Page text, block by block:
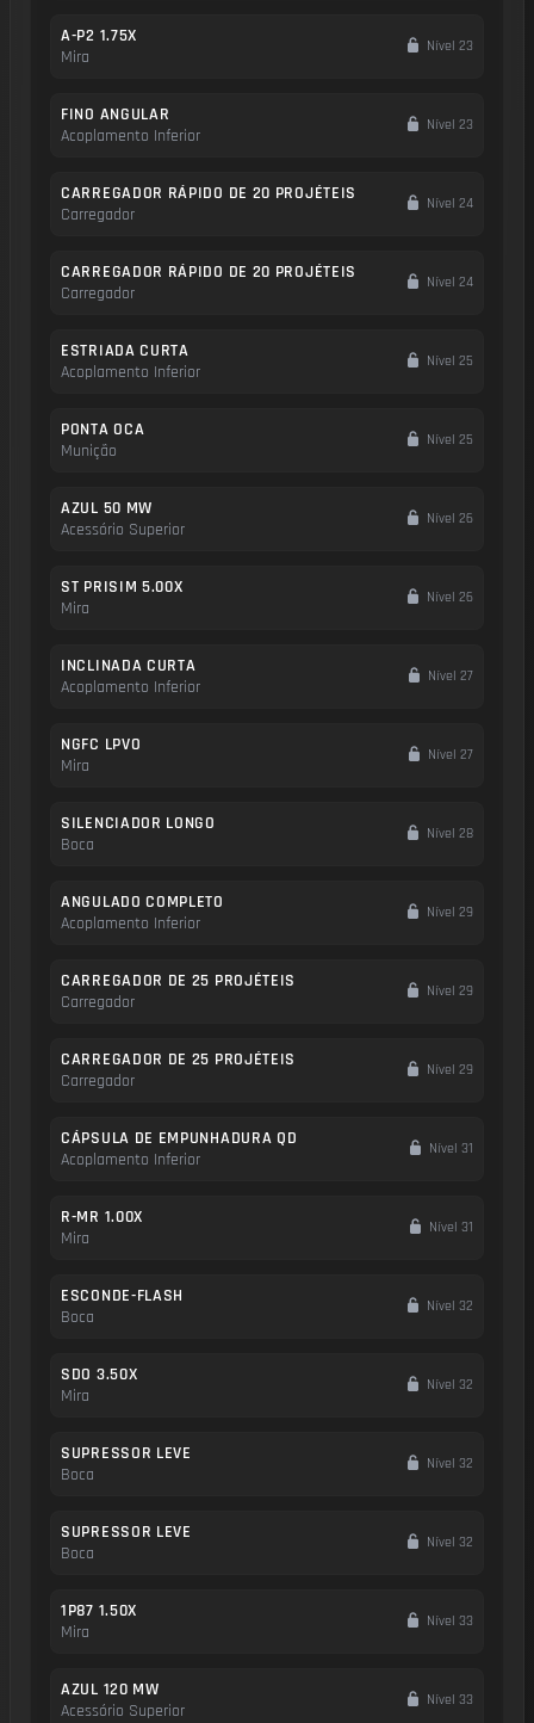
A-P2 1.75X
Mira
Nível 23
FINO ANGULAR
Acoplamento Inferior
Nível 23
CARREGADOR RÁPIDO DE 20 PROJÉTEIS
Carregador
Nível 24
CARREGADOR RÁPIDO DE 20 PROJÉTEIS
Carregador
Nível 24
ESTRIADA CURTA
Acoplamento Inferior
Nível 25
PONTA OCA
Munição
Nível 25
AZUL 50 MW
Acessório Superior
Nível 26
ST PRISIM 5.00X
Mira
Nível 26
INCLINADA CURTA
Acoplamento Inferior
Nível 27
NGFC LPVO
Mira
Nível 27
SILENCIADOR LONGO
Boca
Nível 28
ANGULADO COMPLETO
Acoplamento Inferior
Nível 29
CARREGADOR DE 25 PROJÉTEIS
Carregador
Nível 29
CARREGADOR DE 25 PROJÉTEIS
Carregador
Nível 29
CÁPSULA DE EMPUNHADURA QD
Acoplamento Inferior
Nível 31
R-MR 1.00X
Mira
Nível 31
ESCONDE-FLASH
Boca
Nível 32
SDO 3.50X
Mira
Nível 32
SUPRESSOR LEVE
Boca
Nível 32
SUPRESSOR LEVE
Boca
Nível 32
1P87 1.50X
Mira
Nível 33
AZUL 120 MW
Acessório Superior
Nível 33